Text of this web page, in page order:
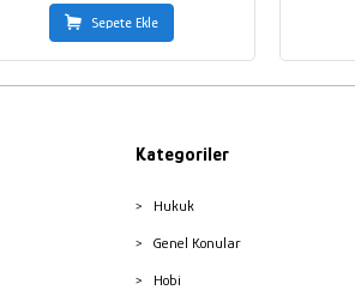
Sepete Ekle
Kategoriler
Hukuk
Genel Konular
Hobi